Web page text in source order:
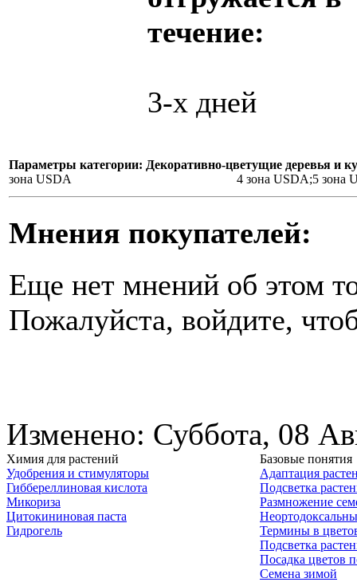
течение:
3-х дней
Параметры категории: Декоративно-цветущие деревья и
зона USDA
4 зона USDA;5 зона
Мнения покупателей:
Еще нет мнений об этом
Пожалуйста, войдите,
Изменено: Суббота, 08
Химия для растений
Удобрения и стимуляторы
Гиббереллиновая кислота
Микориза
Цитокининовая паста
Гидрогель
Базовые понятия
Адаптация
Подсветка
Размножение
Термины в
Подсветка
Посадка цветов
Семена зимой